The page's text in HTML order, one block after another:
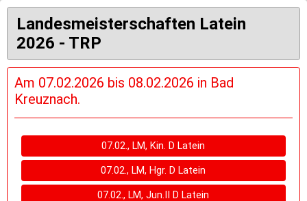
Landesmeisterschaften Latein
2026 - TRP
Am 07.02.2026 bis 08.02.2026 in Bad
Kreuznach.
07.02., LM, Kin. D Latein
07.02., LM, Hgr. D Latein
07.02., LM, Jun.II D Latein